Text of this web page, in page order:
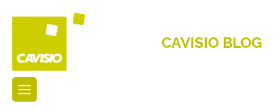
CAVISIO BLOG